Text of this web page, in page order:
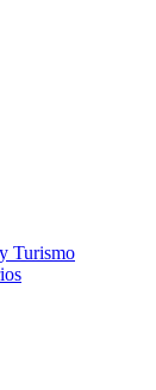
Turismo